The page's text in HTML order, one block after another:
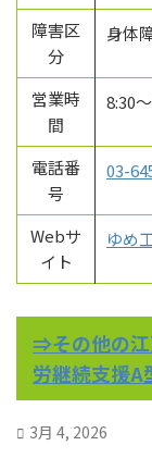
障害区
分
身体
営業時
間
8:30
電話番
号
03-
Webサ
イト
ゆめ
⇒その他の江
労継続支援A
3月 4, 2026